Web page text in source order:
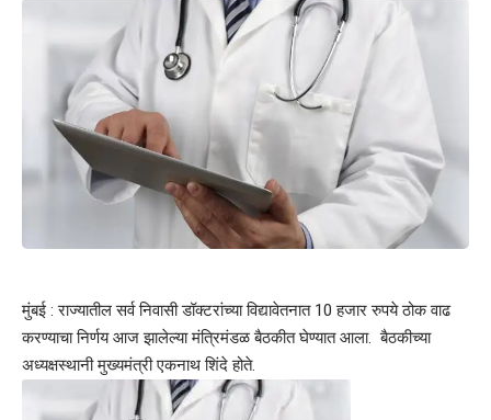
मुंबई : राज्यातील सर्व निवासी डॉक्टरांच्या विद्यावेतनात 10 हजार रुपये ठोक वाढ
करण्याचा निर्णय आज झालेल्या मंत्रिमंडळ बैठकीत घेण्यात आला. बैठकीच्या
अध्यक्षस्थानी मुख्यमंत्री एकनाथ शिंदे होते.